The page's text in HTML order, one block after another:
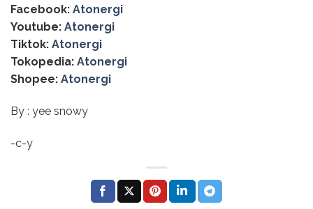
Facebook: Atonergi
Youtube: Atonergi
Tiktok: Atonergi
Tokopedia: Atonergi
Shopee: Atonergi
By : yee snowy
-c-y